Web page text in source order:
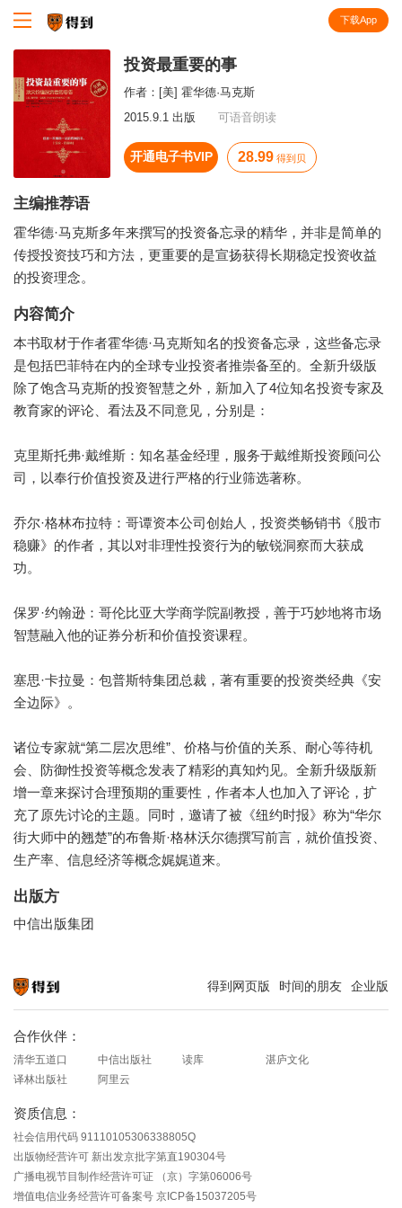
下载App
投资最重要的事
作者： [美] 霍华德·马克斯
2015.9.1 出版
可语音朗读
开通电子书VIP 28.99 得到贝
主编推荐语
霍华德·马克斯多年来撰写的投资备忘录的精华，并非是简单的
传授投资技巧和方法，更重要的是宣扬获得长期稳定投资收益
的投资理念。
内容简介
本书取材于作者霍华德·马克斯知名的投资备忘录，这些备忘录
是包括巴菲特在内的全球专业投资者推崇备至的。全新升级版
除了饱含马克斯的投资智慧之外，新加入了4位知名投资专家及
教育家的评论、看法及不同意见，分别是：
克里斯托弗·戴维斯：知名基金经理，服务于戴维斯投资顾问公
司，以奉行价值投资及进行严格的行业筛选著称。
乔尔·格林布拉特：哥谭资本公司创始人，投资类畅销书《股市
稳赚》的作者，其以对非理性投资行为的敏锐洞察而大获成
功。
保罗·约翰逊：哥伦比亚大学商学院副教授，善于巧妙地将市场
智慧融入他的证券分析和价值投资课程。
塞思·卡拉曼：包普斯特集团总裁，著有重要的投资类经典《安
全边际》。
诸位专家就“第二层次思维”、价格与价值的关系、耐心等待机
会、防御性投资等概念发表了精彩的真知灼见。全新升级版新
增一章来探讨合理预期的重要性，作者本人也加入了评论，扩
充了原先讨论的主题。同时，邀请了被《纽约时报》称为“华尔
街大师中的翘楚”的布鲁斯·格林沃尔德撰写前言，就价值投资、
生产率、信息经济等概念娓娓道来。
出版方
中信出版集团
得到网页版 时间的朋友 企业版
合作伙伴：
清华五道口 中信出版社 读库
湛庐文化
译林出版社
阿里云
资质信息：
社会信用代码 91110105306338805Q
出版物经营许可 新出发京批字第直190304号
广播电视节目制作经营许可证 （京）字第06006号
增值电信业务经营许可备案号 京ICP备15037205号